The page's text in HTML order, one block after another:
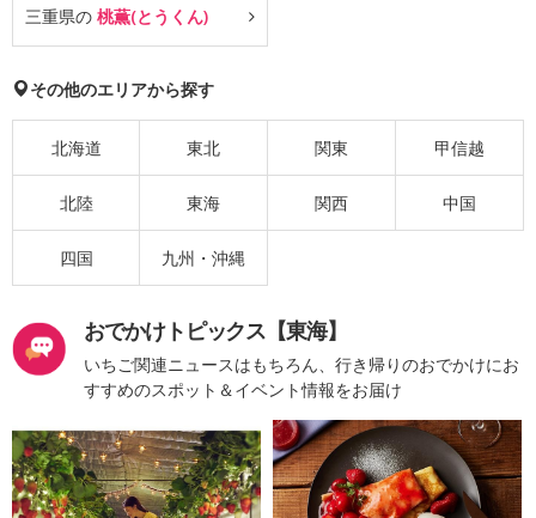
三重県の 桃薫(とうくん)
その他のエリアから探す
北海道 東北 関東 甲信越
北陸 東海 関西 中国
四国 九州・沖縄
おでかけトピックス【東海】
いちご関連ニュースはもちろん、行き帰りのおでかけにお
すすめのスポット＆イベント情報をお届け